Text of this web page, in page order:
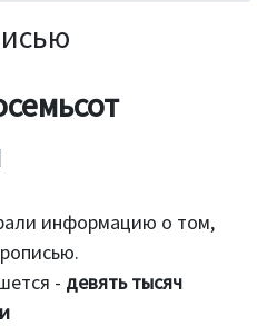
информацию о том,
- девять тысяч